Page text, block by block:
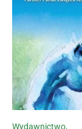
Wydawnictwo